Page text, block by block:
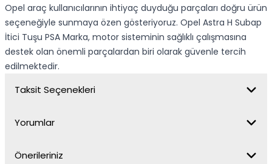
Opel araç kullanıcılarının ihtiyaç duyduğu parçaları doğru ürün
seçeneğiyle sunmaya özen gösteriyoruz. Opel Astra H Subap
İtici Tuşu PSA Marka, motor sisteminin sağlıklı çalışmasına
destek olan önemli parçalardan biri olarak güvenle tercih
edilmektedir.
Taksit Seçenekleri
Yorumlar
Önerileriniz